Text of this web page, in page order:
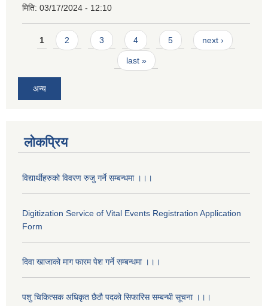
मिति: 03/17/2024 - 12:10
Pages
1 2 3 4 5 next ›
last »
अन्य
लोकप्रिय
विद्यार्थीहरुको विवरण रुजु गर्ने सम्बन्धमा ।।।
Digitization Service of Vital Events Registration Application
Form
दिवा खाजाको माग फारम पेश गर्ने सम्बन्धमा ।।।
पशु चिकित्सक अधिकृत छैठौ पदको सिफारिस सम्बन्धी सूचना ।।।